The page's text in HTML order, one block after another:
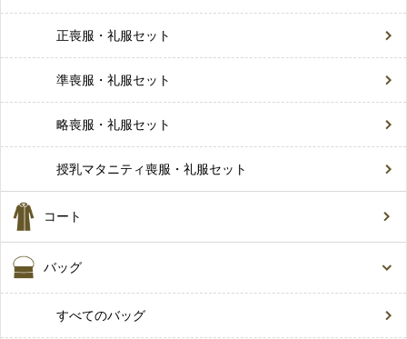
正喪服・礼服セット
準喪服・礼服セット
略喪服・礼服セット
授乳マタニティ喪服・礼服セット
コート
バッグ
すべてのバッグ